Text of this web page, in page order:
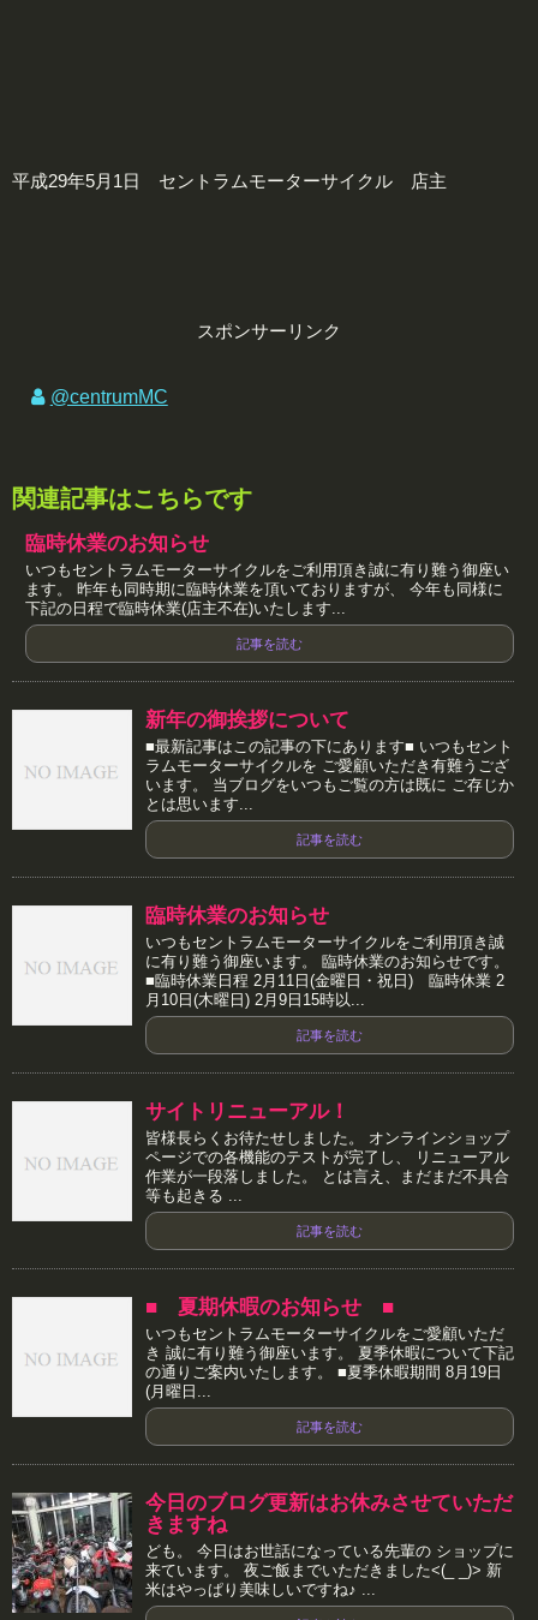
平成29年5月1日 セントラムモーターサイクル 店主
スポンサーリンク
@centrumMC
関連記事はこちらです
臨時休業のお知らせ
いつもセントラムモーターサイクルをご利用頂き誠に有り難う御座い
ます。 昨年も同時期に臨時休業を頂いておりますが、 今年も同様に
下記の日程で臨時休業(店主不在)いたします...
記事を読む
新年の御挨拶について
■最新記事はこの記事の下にあります■ いつもセント
ラムモーターサイクルを ご愛顧いただき有難うござ
います。 当ブログをいつもご覧の方は既に ご存じか
とは思います...
記事を読む
臨時休業のお知らせ
いつもセントラムモーターサイクルをご利用頂き誠
に有り難う御座います。 臨時休業のお知らせです。
■臨時休業日程 2月11日(金曜日・祝日) 臨時休業 2
月10日(木曜日) 2月9日15時以...
記事を読む
サイトリニューアル！
皆様長らくお待たせしました。 オンラインショップ
ページでの各機能のテストが完了し、 リニューアル
作業が一段落しました。 とは言え、まだまだ不具合
等も起きる ...
記事を読む
■ 夏期休暇のお知らせ ■
いつもセントラムモーターサイクルをご愛顧いただ
き 誠に有り難う御座います。 夏季休暇について下記
の通りご案内いたします。 ■夏季休暇期間 8月19日
(月曜日...
記事を読む
今日のブログ更新はお休みさせていただ
きますね
ども。 今日はお世話になっている先輩の ショップに
来ています。 夜ご飯までいただきました<(_ _)> 新
米はやっぱり美味しいですね♪ ...